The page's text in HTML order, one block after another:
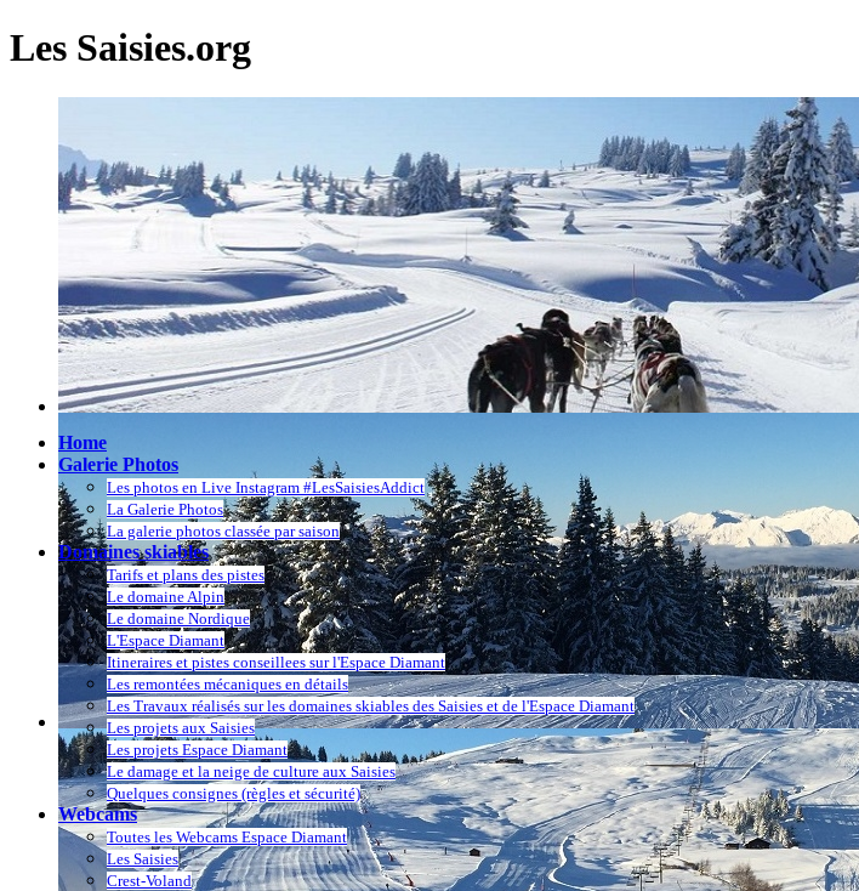
Les Saisies.org
Home
Galerie Photos
Les photos en Live Instagram #LesSaisiesAddict
La Galerie Photos
La galerie photos classée par saison
Domaines skiables
Tarifs et plans des pistes
Le domaine Alpin
Le domaine Nordique
L'Espace Diamant
Itineraires et pistes conseillees sur l'Espace Diamant
Les remontées mécaniques en détails
Les Travaux réalisés sur les domaines skiables des Saisies et de l'Espace Diamant
Les projets aux Saisies
Les projets Espace Diamant
Le damage et la neige de culture aux Saisies
Quelques consignes (règles et sécurité)
Webcams
Toutes les Webcams Espace Diamant
Les Saisies
Crest-Voland